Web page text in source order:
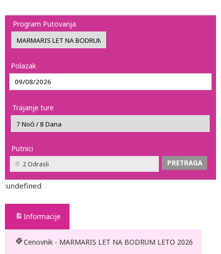
Program Putovanja
Polazak
Trajanje ture
Putnici
2 Odrasli
:undefined
Informacije
Cenovnik - MARMARIS LET NA BODRUM LETO 2026